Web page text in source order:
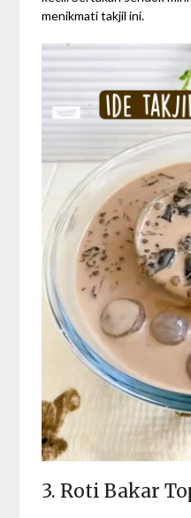
menikmati takjil ini.
3. Roti Bakar